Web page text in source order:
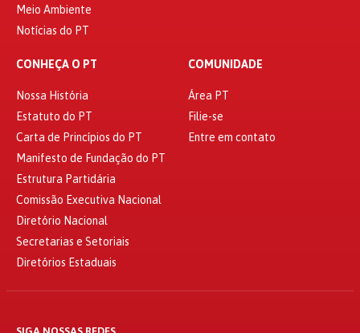
Meio Ambiente
Notícias do PT
CONHEÇA O PT
Nossa História
Estatuto do PT
Carta de Princípios do PT
Manifesto de Fundação do PT
Estrutura Partidária
Comissão Executiva Nacional
Diretório Nacional
Secretarias e Setoriais
Diretórios Estaduais
COMUNIDADE
Área PT
Filie-se
Entre em contato